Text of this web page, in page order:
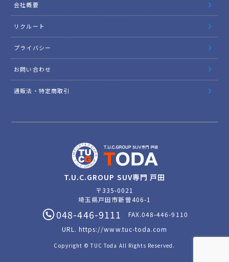
会社概要
リクルート
プライバシー
お問い合わせ
通販法・特定商取引
T.U.C.GROUP SUV専門 戸田
〒335-0021
埼玉県戸田市新曽406-1
048-446-9111
FAX.048-446-9110
URL.https://www.tuc-toda.com
Copyright © TUC Toda All Rights Reserved.